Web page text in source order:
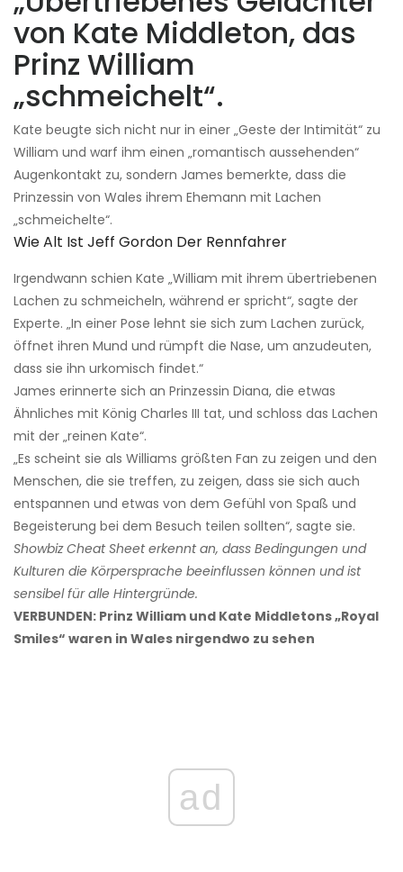
von Kate Middleton, das
Prinz William
„schmeichelt“.
Kate beugte sich nicht nur in einer „Geste der Intimität“ zu
William und warf ihm einen „romantisch aussehenden“
Augenkontakt zu, sondern James bemerkte, dass die
Prinzessin von Wales ihrem Ehemann mit Lachen
„schmeichelte“.
Wie Alt Ist Jeff Gordon Der Rennfahrer
Irgendwann schien Kate „William mit ihrem übertriebenen
Lachen zu schmeicheln, während er spricht“, sagte der
Experte. „In einer Pose lehnt sie sich zum Lachen zurück,
öffnet ihren Mund und rümpft die Nase, um anzudeuten,
dass sie ihn urkomisch findet.“
James erinnerte sich an Prinzessin Diana, die etwas
Ähnliches mit König Charles III tat, und schloss das Lachen
mit der „reinen Kate“.
„Es scheint sie als Williams größten Fan zu zeigen und den
Menschen, die sie treffen, zu zeigen, dass sie sich auch
entspannen und etwas von dem Gefühl von Spaß und
Begeisterung bei dem Besuch teilen sollten“, sagte sie.
Showbiz Cheat Sheet erkennt an, dass Bedingungen und
Kulturen die Körpersprache beeinflussen können und ist
sensibel für alle Hintergründe.
VERBUNDEN: Prinz William und Kate Middletons „Royal
Smiles“ waren in Wales nirgendwo zu sehen
ad